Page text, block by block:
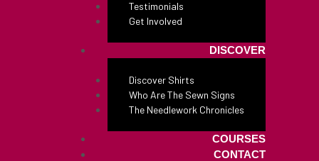
Testimonials
Get Involved
DISCOVER
Discover Shirts
Who Are The Sewn Signs
The Needlework Chronicles
COURSES
CONTACT